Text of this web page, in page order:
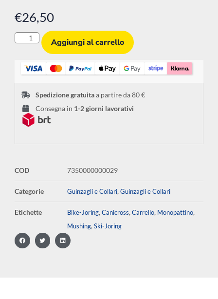
€26,50
Aggiungi al carrello
Spedizione gratuitaa partire da 80 €
Consegna in 1-2 giorni lavorativi
COD 7350000000029
Categorie Guinzagli e Collari, Guinzagli e Collari
Etichette Bike-Joring, Canicross, Carrello, Monopattino,
Mushing, Ski-Joring